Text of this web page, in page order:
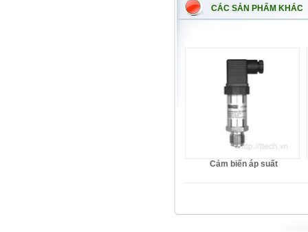
CÁC SẢN PHẨM KHÁC
Cảm biến áp suất